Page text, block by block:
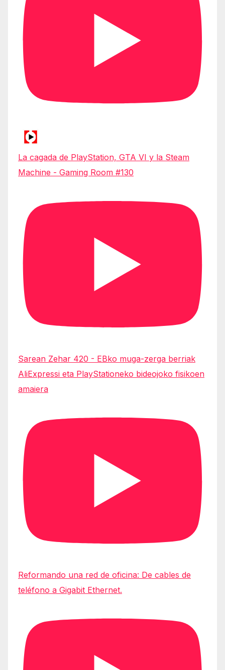
La cagada de PlayStation, GTA VI y la Steam
Machine - Gaming Room #130
Sarean Zehar 420 - EBko muga-zerga berriak
AliExpressi eta PlayStationeko bideojoko fisikoen
amaiera
Reformando una red de oficina: De cables de
teléfono a Gigabit Ethernet.